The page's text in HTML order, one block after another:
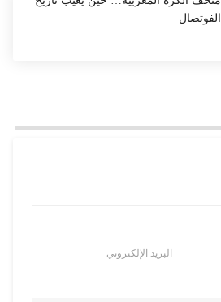
الفوتصال
البريد الإلكتروني